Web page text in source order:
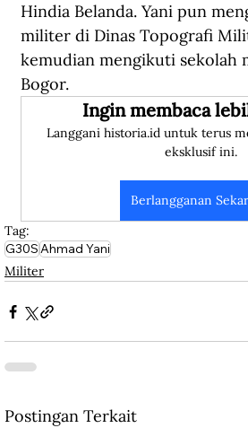
Hindia Belanda. Yani pun
militer di Dinas Topografi
kemudian mengikuti sekolah
Bogor.
Ingin membaca
Langgani historia.id untuk terus
eksklusif ini.
Berlangganan
Tag:
G30SAhmad Yani
Militer
Postingan Terkait